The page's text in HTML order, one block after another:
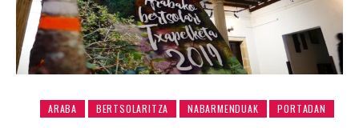
ARABA BERTSOLARITZA NABARMENDUAK PORTADAN